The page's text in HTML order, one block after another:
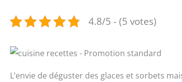
4.8/5 - (5 votes)
L’envie de déguster des glaces et sorbets